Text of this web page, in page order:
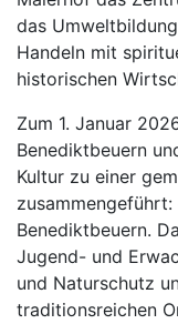
das
Handeln mit
historischen
Zum 1. Januar
Benediktbeuern
Kultur zu einer
Benediktbeuern.
Jugend- und
und Naturschutz
traditionsreichen